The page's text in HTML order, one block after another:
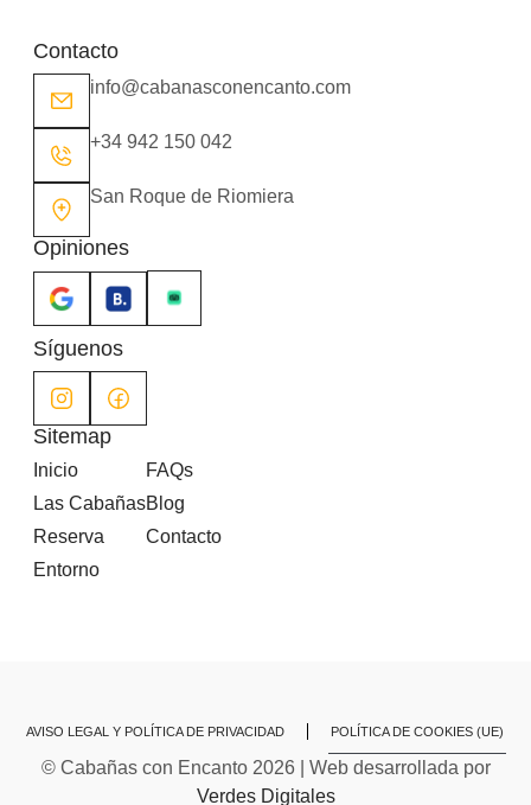
Contacto
info@cabanasconencanto.com
+34 942 150 042
San Roque de Riomiera
Opiniones
Síguenos
Sitemap
Inicio
Las Cabañas
Reserva
Entorno
FAQs
Blog
Contacto
AVISO LEGAL Y POLÍTICA DE PRIVACIDAD POLÍTICA DE COOKIES (UE)
© Cabañas con Encanto 2026 | Web desarrollada por
Verdes Digitales